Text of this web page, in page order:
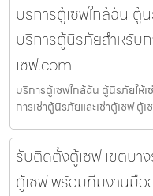
บริการตู้เซฟใกล้ฉัน ตู้นิ
บริการตู้นิรภัยสำหรับก
เซฟ.com
บริการตู้เซฟใกล้ฉัน ตู้นิรภัยให้เ
การเช่าตู้นิรภัยและเช่าตู้เซฟ
รับติดตั้งตู้เซฟ เขตบา
ตู้เซฟ พร้อมทีมงานมือ